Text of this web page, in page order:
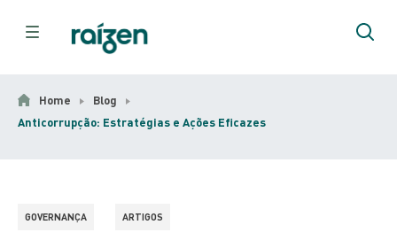
Home
Blog
Anticorrupção: Estratégias e Ações Eficazes
GOVERNANÇA ARTIGOS